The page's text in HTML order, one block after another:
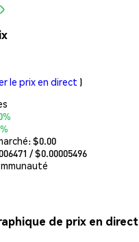
le prix en direct )
$0.00
/ $0.00005496
de prix en direct